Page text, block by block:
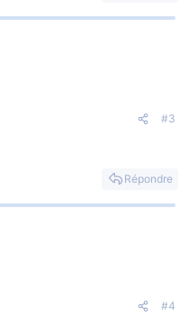
#3
Répondre
#4